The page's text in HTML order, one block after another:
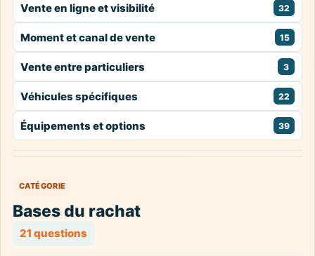
Vente en ligne et visibilité 32
Moment et canal de vente 15
Vente entre particuliers 3
Véhicules spécifiques 22
Équipements et options 39
CATÉGORIE
Bases du rachat
21 questions